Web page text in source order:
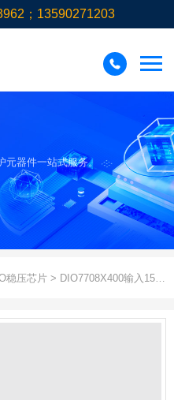
；13590271203

器件一站式服务。
稳压芯片 > DIO7708X400输入15V300mA低功耗线性稳压器,固定输出电压4V